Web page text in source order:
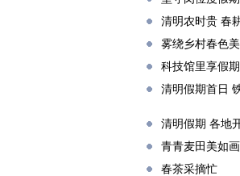
清明农时贵 春
雾绕乡村春色美
科技馆里享假期
清明假期首日
清明假期 各地
青青麦田美如画
春茶采摘忙